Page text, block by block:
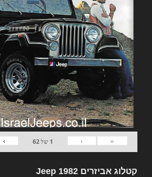
«
‹
1 של62
›
קטלוג אביזרים 1982 Jeep